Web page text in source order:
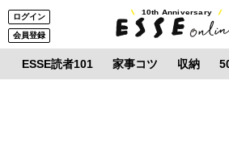
ログイン
会員登録
10th Anniversary
ESSE読者101 家事コツ 収納